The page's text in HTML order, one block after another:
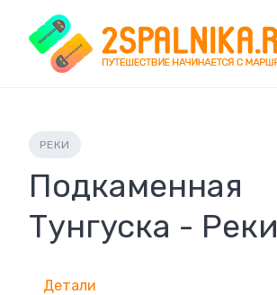
content
РЕКИ
Подкаменная
Тунгуска - Реки
Детали